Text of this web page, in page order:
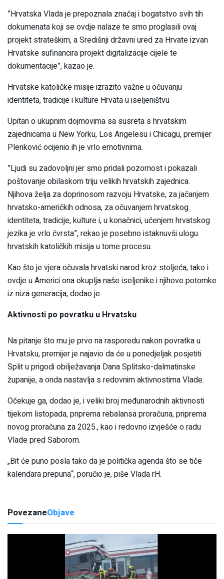
”Hrvatska Vlada je prepoznala značaj i bogatstvo svih tih
dokumenata koji se ovdje nalaze te smo proglasili ovaj
projekt strateškim, a Središnji državni ured za Hrvate izvan
Hrvatske sufinancira projekt digitalizacije cijele te
dokumentacije”, kazao je.
Hrvatske katoličke misije izrazito važne u očuvanju
identiteta, tradicije i kulture Hrvata u iseljeništvu
Upitan o ukupnim dojmovima sa susreta s hrvatskim
zajednicama u New Yorku, Los Angelesu i Chicagu, premijer
Plenković ocijenio ih je vrlo emotivnima.
”Ljudi su zadovoljni jer smo pridali pozornost i pokazali
poštovanje obilaskom triju velikih hrvatskih zajednica.
Njihova želja za doprinosom razvoju Hrvatske, za jačanjem
hrvatsko-američkih odnosa, za očuvanjem hrvatskog
identiteta, tradicije, kulture i, u konačnici, učenjem hrvatskog
jezika je vrlo čvrsta”, rekao je posebno istaknuvši ulogu
hrvatskih katoličkih misija u tome procesu.
Kao što je vjera očuvala hrvatski narod kroz stoljeća, tako i
ovdje u Americi ona okuplja naše iseljenike i njihove potomke
iz niza generacija, dodao je.
Aktivnosti po povratku u Hrvatsku
Na pitanje što mu je prvo na rasporedu nakon povratka u
Hrvatsku, premijer je najavio da će u ponedjeljak posjetiti
Split u prigodi obilježavanja Dana Splitsko-dalmatinske
županije, a onda nastavlja s redovnim aktivnostima Vlade.
Očekuje ga, dodao je, i veliki broj međunarodnih aktivnosti
tijekom listopada, priprema rebalansa proračuna, priprema
novog proračuna za 2025., kao i redovno izvješće o radu
Vlade pred Saborom.
„Bit će puno posla tako da je politička agenda što se tiče
kalendara prepuna“, poručio je, piše Vlada rH.
PovezaneObjave